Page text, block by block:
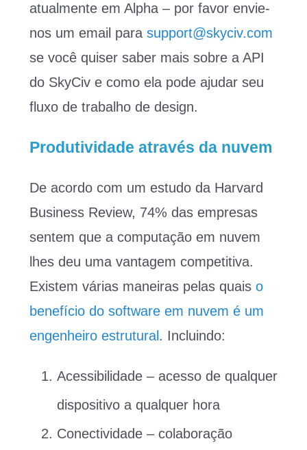
atualmente em Alpha – por favor envie-
nos um email para support@skyciv.com
se você quiser saber mais sobre a API
do SkyCiv e como ela pode ajudar seu
fluxo de trabalho de design.
Produtividade através da nuvem
De acordo com um estudo da Harvard
Business Review, 74% das empresas
sentem que a computação em nuvem
lhes deu uma vantagem competitiva.
Existem várias maneiras pelas quais o
benefício do software em nuvem é um
engenheiro estrutural . Incluindo:
Acessibilidade – acesso de qualquer
dispositivo a qualquer hora
Conectividade – colaboração